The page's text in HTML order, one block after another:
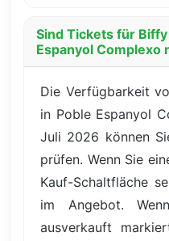
Sind Tickets für
Espanyol Complexo
Die Verfügbarkeit
in Poble Espanyol
Juli 2026 können
prüfen. Wenn Sie
Kauf-Schaltfläche
im Angebot.
ausverkauft